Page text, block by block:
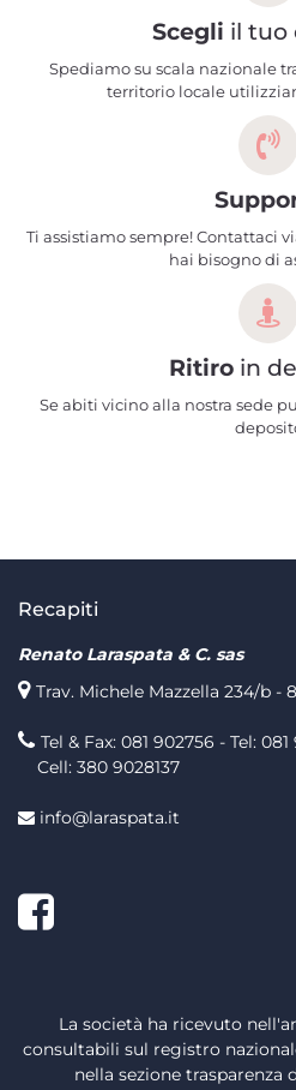
Scegli il tuo
Spediamo su scala nazionale
territorio locale
Ti assistiamo sempre! Contattaci
hai bisogno di
Ritiroin
Se abiti vicino alla nostra sede
Recapiti
Renato Laraspata & C. sas
Trav. Michele Mazzella 234/b -
Tel & Fax: 081 902756 - Tel: 081
Cell: 380 9028137
info@laraspata.it
Facebook
La società ha ricevuto
consultabili sul registro
nella sezione